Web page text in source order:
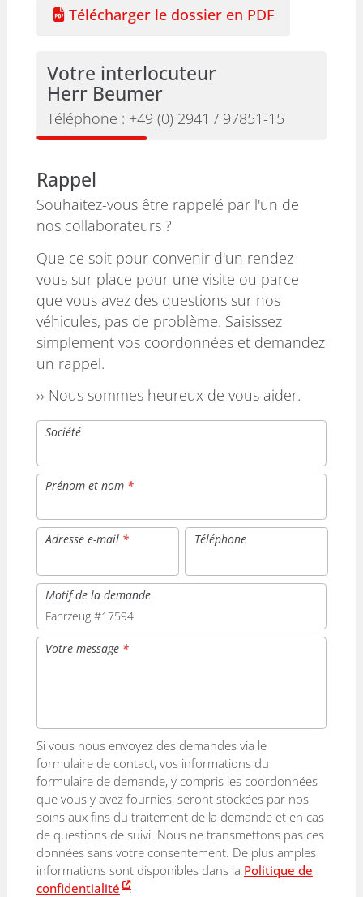
Télécharger le dossier en PDF
Votre interlocuteur
Herr Beumer
Téléphone : +49 (0) 2941 / 97851-15
Rappel
Souhaitez-vous être rappelé par l'un de
nos collaborateurs ?
Que ce soit pour convenir d'un rendez-
vous sur place pour une visite ou parce
que vous avez des questions sur nos
véhicules, pas de problème. Saisissez
simplement vos coordonnées et demandez
un rappel.
›› Nous sommes heureux de vous aider.
Société
Prénom et nom *
Adresse e-mail * Téléphone
Motif de la demande
Votre message *
Si vous nous envoyez des demandes via le
formulaire de contact, vos informations du
formulaire de demande, y compris les coordonnées
que vous y avez fournies, seront stockées par nos
soins aux fins du traitement de la demande et en cas
de questions de suivi. Nous ne transmettons pas ces
données sans votre consentement. De plus amples
informations sont disponibles dans la Politique de
confidentialité .